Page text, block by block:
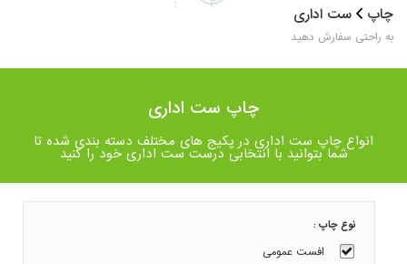
چاپ ست اداری
به راحتی سفارش دهید
چاپ ست اداری
انواع چاپ ست اداری در پکیج های مختلف دسته بندی شده تا
شما بتوانید با انتخابی درست ست اداری خود را کنید
نوع چاپ :
افست عمومی